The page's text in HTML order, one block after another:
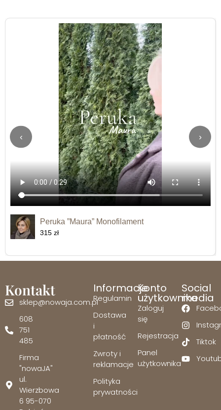
‹ ›
Peruka ”Maura” Monofilament
315 zł
Kontakt
sklep@nowaja.com.pl
608
751
485
Firma
"nowaJA"
ul.
Wierzbowa
6 95-070
Informacje
Regulamin
Dostawa
i
płatność
Zwroty i
reklamacje
Polityka
prywatności
Konto
użytkownika
Zaloguj
się
Rejestracja
Panel
użytkownika
Social
media
Tiktok